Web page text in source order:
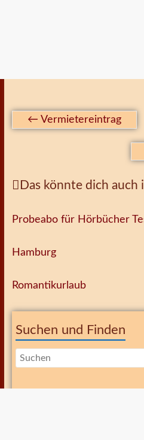
← Vermietereintrag
Das könnte dich auch
Probeabo für Hörbücher
Hamburg
Romantikurlaub
Suchen und Finden